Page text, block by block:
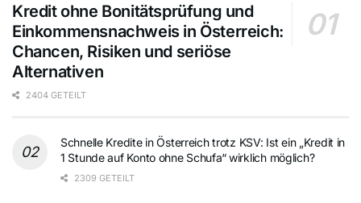
Kredit ohne Bonitätsprüfung und
Einkommensnachweis in Österreich:
Chancen, Risiken und seriöse
Alternativen
2404 GETEILT
Schnelle Kredite in Österreich trotz KSV: Ist ein „Kredit in
1 Stunde auf Konto ohne Schufa“ wirklich möglich?
2309 GETEILT